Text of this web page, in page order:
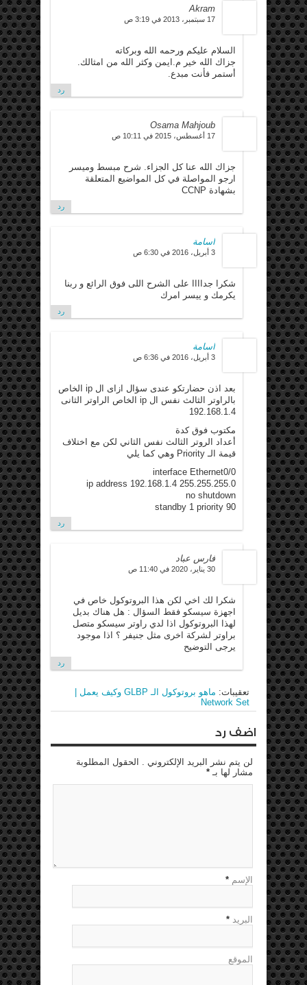
Akram
17 سبتمبر، 2013 في 3:19 ص
السلام عليكم ورحمه الله وبركاته
جزاك الله خير م.ايمن وكثر الله من امثالك.
أستمر فأنت مبدع.
رد
Osama Mahjoub
17 أغسطس، 2015 في 10:11 ص
جزاك الله عنا كل الجزاء. شرح مبسط وميسر
ارجو المواصلة في كل المواضيع المتعلقة
بشهادة CCNP
رد
اسامة
3 أبريل، 2016 في 6:30 ص
شكرا جداااا على الشرح اللى فوق الرائع و ربنا
يكرمك و ييسر امرك
رد
اسامة
3 أبريل، 2016 في 6:36 ص
بعد اذن حضارتكو عندى سؤال ازاى ال ip الخاص
بالراوتر الثالث نفس ال ip الخاص الراوتر الثانى
192.168.1.4
مكتوب فوق كدة
أعداد الروتر الثالث نفس الثاني لكن مع اختلاف
قيمة الـ Priority وهي كما يلي
interface Ethernet0/0
ip address 192.168.1.4 255.255.255.0
no shutdown
standby 1 priority 90
رد
فارس عباد
30 يناير، 2020 في 11:40 ص
شكرا لك اخي لكن هذا البروتوكول خاص في
اجهزة سيسكو فقط السؤال : هل هناك بديل
لهذا البروتوكول اذا لدي راوتر سيسكو متصل
براوتر لشركة اخرى مثل جنيفر ؟ اذا موجود
يرجى التوضيح
رد
تعقيبات:
ماهو بروتوكول الـ GLBP وكيف يعمل |
Network Set
اضف رد
لن يتم نشر البريد الإلكتروني . الحقول المطلوبة
مشار لها بـ *
الإسم *
البريد *
الموقع